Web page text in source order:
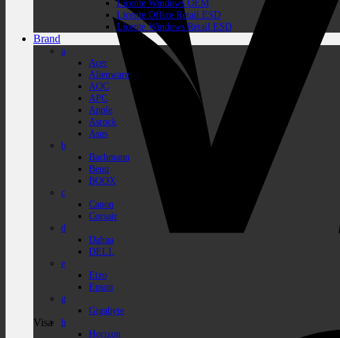
Visa
Licente Windows OEM
Licente Office Retail ESD
Licente Windows Retail ESD
Brand
a
Acer
Alienware
AOC
APC
Apple
Asrock
Asus
b
Bachmann
Benq
BOOX
c
Canon
Corsair
d
Dahua
DELL
e
Eizo
Epson
g
Gigabyte
h
Horizon